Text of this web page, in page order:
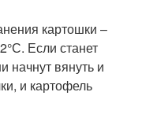
картошки –
Если станет
начнут вянуть и
и картофель